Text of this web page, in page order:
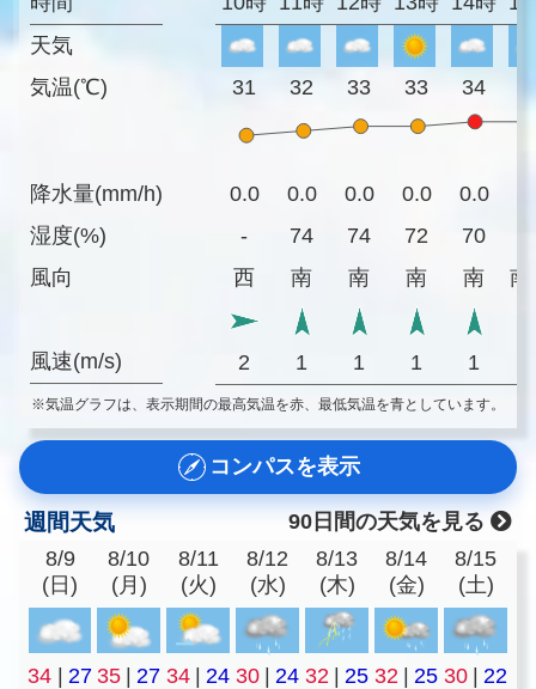
天気
気温(℃)
降水量(mm/h)
湿度(%)
風向
風速(m/s)
31 32 33 33 34
0.0 0.0 0.0 0.0 0.0
-
74 74 72 70
西
南 南 南 南 南
2 1 1 1 1
※気温グラフは、表示期間の最高気温を赤、最低気温を青としています。
コンパスを表示
週間天気
90日間の天気を見る
8/9
(日)
8/10
(月)
8/11
(火)
8/12
(水)
8/13
(木)
8/14
(金)
8/15
(土)
34 | 27 35 | 27 34 | 24 30 | 24 32 | 25 32 | 25 30 | 22